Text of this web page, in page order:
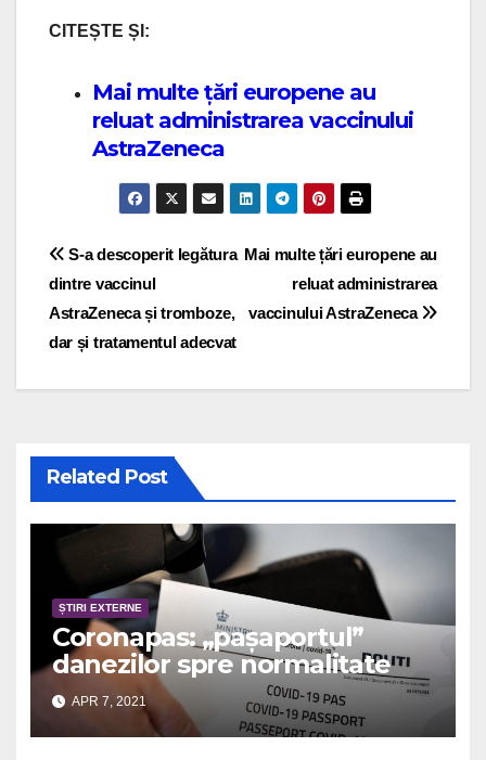
CITEȘTE ȘI:
Mai multe țări europene au
reluat administrarea vaccinului
AstraZeneca
Post navigationMai multe țări europene au
reluat administrarea
vaccinului AstraZeneca
S-a descoperit legătura
dintre vaccinul
AstraZeneca și tromboze,
dar și tratamentul adecvat
Related Post
ȘTIRI EXTERNE
Coronapas: „pașaportul”
danezilor spre normalitate
APR 7, 2021